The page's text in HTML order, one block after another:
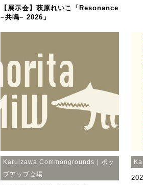
【展示会】萩原れいこ「Resonance
−共鳴− 2026」
Karuizawa Commongrounds｜ポッ
プアップ会場